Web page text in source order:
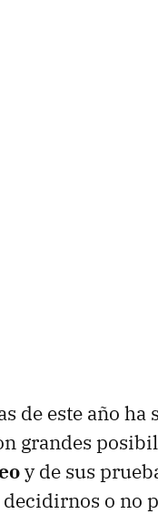
de este año ha
grandes
y de sus
o no